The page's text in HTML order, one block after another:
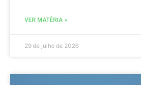
VER MATÉRIA »
29 de julho de 2026